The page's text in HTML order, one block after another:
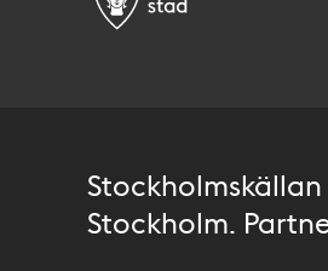
Stockholm.